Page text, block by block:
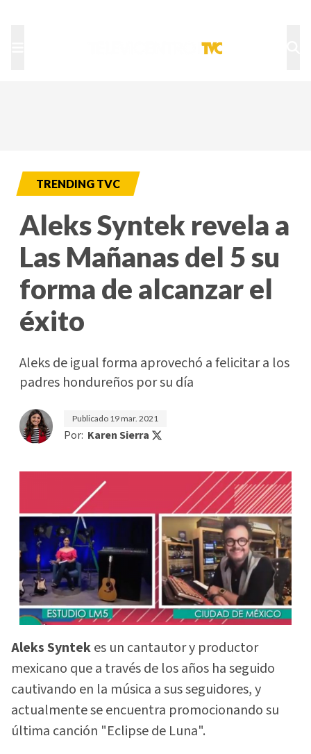
TRENDING TVC
Aleks Syntek revela a
Las Mañanas del 5 su
forma de alcanzar el
éxito
Aleks de igual forma aprovechó a felicitar a los
padres hondureños por su día
Publicado 19 mar. 2021
Por: Karen Sierra
Aleks Syntekes un cantautor y productor
mexicano que a través de los años ha seguido
cautivando en la música a sus seguidores, y
actualmente se encuentra promocionando su
última canción "Eclipse de Luna".